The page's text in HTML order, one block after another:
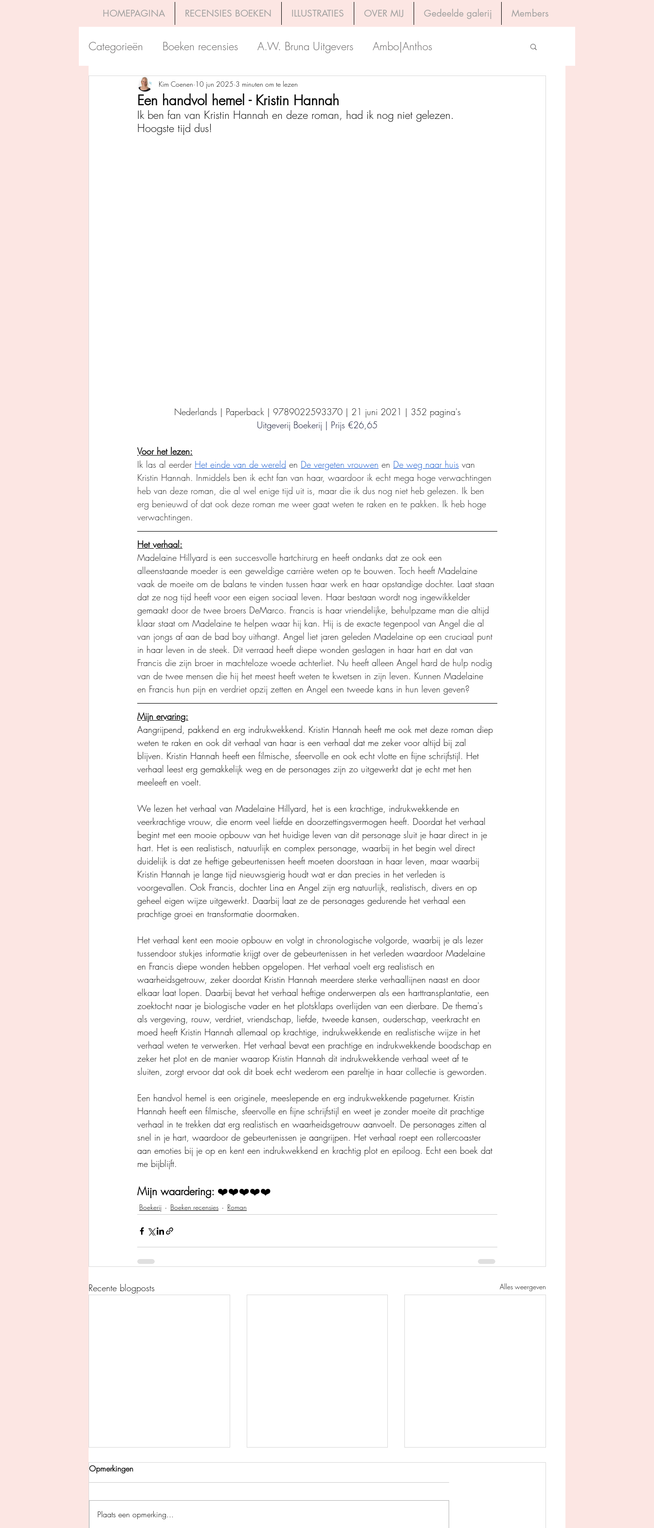
HOMEPAGINA RECENSIES BOEKEN ILLUSTRATIES OVER MIJ Gedeelde galerij Members
Categorieën Boeken recensies A.W. Bruna Uitgevers Ambo|Anthos
Uitgeverij Pelckmans Boekerij Uitgeverij Luitingh-Sijthoff
Overamstel Uitgevers Kosmos Uitgevers The House of Books
Een handvol hemel - Kristin Hannah
Kim Coenen 10 jun 2025 3 minuten om te lezen
Ik ben fan van Kristin Hannah en deze roman, had ik nog niet gelezen.
Hoogste tijd dus!
Nederlands | Paperback | 9789022593370 | 21 juni 2021 | 352 pagina's
Uitgeverij Boekerij | Prijs €26,65
Voor het lezen:
Ik las al eerder Het einde van de wereld en De vergeten vrouwen en De weg naar huis van
Kristin Hannah. Inmiddels ben ik echt fan van haar, waardoor ik echt mega hoge verwachtingen
heb van deze roman, die al wel enige tijd uit is, maar die ik dus nog niet heb gelezen. Ik ben
erg benieuwd of dat ook deze roman me weer gaat weten te raken en te pakken. Ik heb hoge
verwachtingen.
Het verhaal:
Madelaine Hillyard is een succesvolle hartchirurg en heeft ondanks dat ze ook een
alleenstaande moeder is een geweldige carrière weten op te bouwen. Toch heeft Madelaine
vaak de moeite om de balans te vinden tussen haar werk en haar opstandige dochter. Laat staan
dat ze nog tijd heeft voor een eigen sociaal leven. Haar bestaan wordt nog ingewikkelder
gemaakt door de twee broers DeMarco. Francis is haar vriendelijke, behulpzame man die altijd
klaar staat om Madelaine te helpen waar hij kan. Hij is de exacte tegenpool van Angel die al
van jongs af aan de bad boy uithangt. Angel liet jaren geleden Madelaine op een cruciaal punt
in haar leven in de steek. Dit verraad heeft diepe wonden geslagen in haar hart en dat van
Francis die zijn broer in machteloze woede achterliet. Nu heeft alleen Angel hard de hulp nodig
van de twee mensen die hij het meest heeft weten te kwetsen in zijn leven. Kunnen Madelaine
en Francis hun pijn en verdriet opzij zetten en Angel een tweede kans in hun leven geven?
Mijn ervaring:
Aangrijpend, pakkend en erg indrukwekkend. Kristin Hannah heeft me ook met deze roman diep
weten te raken en ook dit verhaal van haar is een verhaal dat me zeker voor altijd bij zal
blijven. Kristin Hannah heeft een filmische, sfeervolle en ook echt vlotte en fijne schrijfstijl. Het
verhaal leest erg gemakkelijk weg en de personages zijn zo uitgewerkt dat je echt met hen
meeleeft en voelt.
We lezen het verhaal van Madelaine Hillyard, het is een krachtige, indrukwekkende en
veerkrachtige vrouw, die enorm veel liefde en doorzettingsvermogen heeft. Doordat het verhaal
begint met een mooie opbouw van het huidige leven van dit personage sluit je haar direct in je
hart. Het is een realistisch, natuurlijk en complex personage, waarbij in het begin wel direct
duidelijk is dat ze heftige gebeurtenissen heeft moeten doorstaan in haar leven, maar waarbij
Kristin Hannah je lange tijd nieuwsgierig houdt wat er dan precies in het verleden is
voorgevallen. Ook Francis, dochter Lina en Angel zijn erg natuurlijk, realistisch, divers en op
geheel eigen wijze uitgewerkt. Daarbij laat ze de personages gedurende het verhaal een
prachtige groei en transformatie doormaken.
Het verhaal kent een mooie opbouw en volgt in chronologische volgorde, waarbij je als lezer
tussendoor stukjes informatie krijgt over de gebeurtenissen in het verleden waardoor Madelaine
en Francis diepe wonden hebben opgelopen. Het verhaal voelt erg realistisch en
waarheidsgetrouw, zeker doordat Kristin Hannah meerdere sterke verhaallijnen naast en door
elkaar laat lopen. Daarbij bevat het verhaal heftige onderwerpen als een harttransplantatie, een
zoektocht naar je biologische vader en het plotsklaps overlijden van een dierbare. De thema's
als vergeving, rouw, verdriet, vriendschap, liefde, tweede kansen, ouderschap, veerkracht en
moed heeft Kristin Hannah allemaal op krachtige, indrukwekkende en realistische wijze in het
verhaal weten te verwerken. Het verhaal bevat een prachtige en indrukwekkende boodschap en
zeker het plot en de manier waarop Kristin Hannah dit indrukwekkende verhaal weet af te
sluiten, zorgt ervoor dat ook dit boek echt wederom een pareltje in haar collectie is geworden.
Een handvol hemel is een originele, meeslepende en erg indrukwekkende pageturner. Kristin
Hannah heeft een filmische, sfeervolle en fijne schrijfstijl en weet je zonder moeite dit prachtige
verhaal in te trekken dat erg realistisch en waarheidsgetrouw aanvoelt. De personages zitten al
snel in je hart, waardoor de gebeurtenissen je aangrijpen. Het verhaal roept een rollercoaster
aan emoties bij je op en kent een indrukwekkend en krachtig plot en epiloog. Echt een boek dat
me bijblijft.
Mijn waardering: ❤️❤️❤️❤️❤️
Boekerij Boeken recensies Roman
Recente blogposts Alles weergeven
Opmerkingen
Plaats een opmerking...